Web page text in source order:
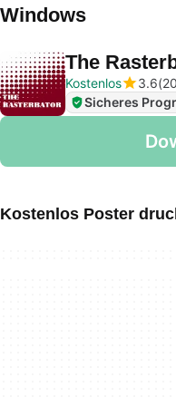
Windows
The
Kostenlos
3.6
Sicheres
Kostenlos Poster